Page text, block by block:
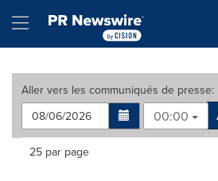
Hamburger menu
Aller vers les communiqués de presse:
00:00
Making
Items per page:
25 par page